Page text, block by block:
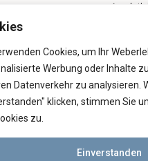
Cookies, um Ihr
Werbung oder Inhalte
Datenverkehr zu analysieren.
klicken, stimmen Sie
zu.
Einverstanden
3D-